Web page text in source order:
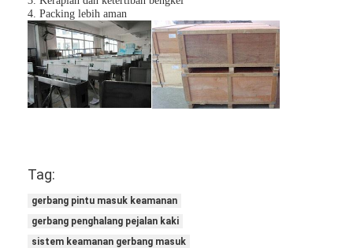
Tripod Turnstile Gerbang
Penghalang Iklan
Gerbang Penghalang Non-Pegas
Ayunan Barrier Gate
Full Height Turnstile
4. Packing lebih aman
Tag:
gerbang pintu masuk keamanan
gerbang penghalang pejalan kaki
sistem keamanan gerbang masuk